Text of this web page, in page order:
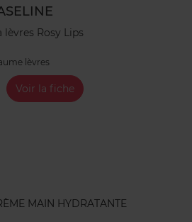
lèvres Rosy Lips
lèvres
Voir la fiche
MAIN HYDRATANTE